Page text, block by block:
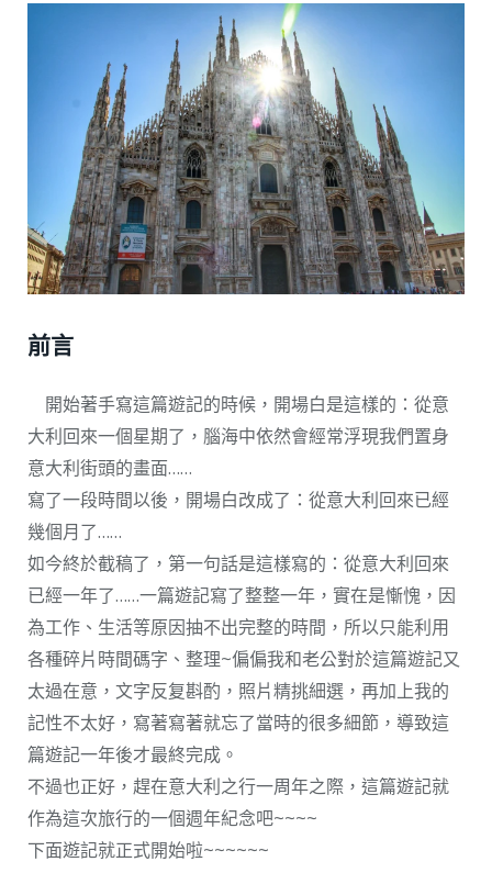
前言
開始著手寫這篇遊記的時候，開場白是這樣的：從意
大利回來一個星期了，腦海中依然會經常浮現我們置身
意大利街頭的畫面……
寫了一段時間以後，開場白改成了：從意大利回來已經
幾個月了……
如今終於截稿了，第一句話是這樣寫的：從意大利回來
已經一年了……一篇遊記寫了整整一年，實在是慚愧，因
為工作、生活等原因抽不出完整的時間，所以只能利用
各種碎片時間碼字、整理~偏偏我和老公對於這篇遊記又
太過在意，文字反复斟酌，照片精挑細選，再加上我的
記性不太好，寫著寫著就忘了當時的很多細節，導致這
篇遊記一年後才最終完成。
不過也正好，趕在意大利之行一周年之際，這篇遊記就
作為這次旅行的一個週年紀念吧~~~~
下面遊記就正式開始啦~~~~~~